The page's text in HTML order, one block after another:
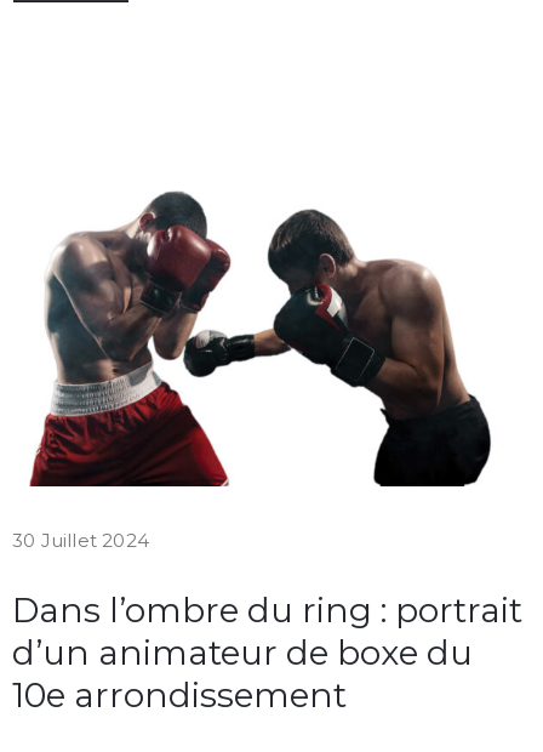
30 Juillet 2024
Dans l’ombre du ring : portrait
d’un animateur de boxe du
10e arrondissement